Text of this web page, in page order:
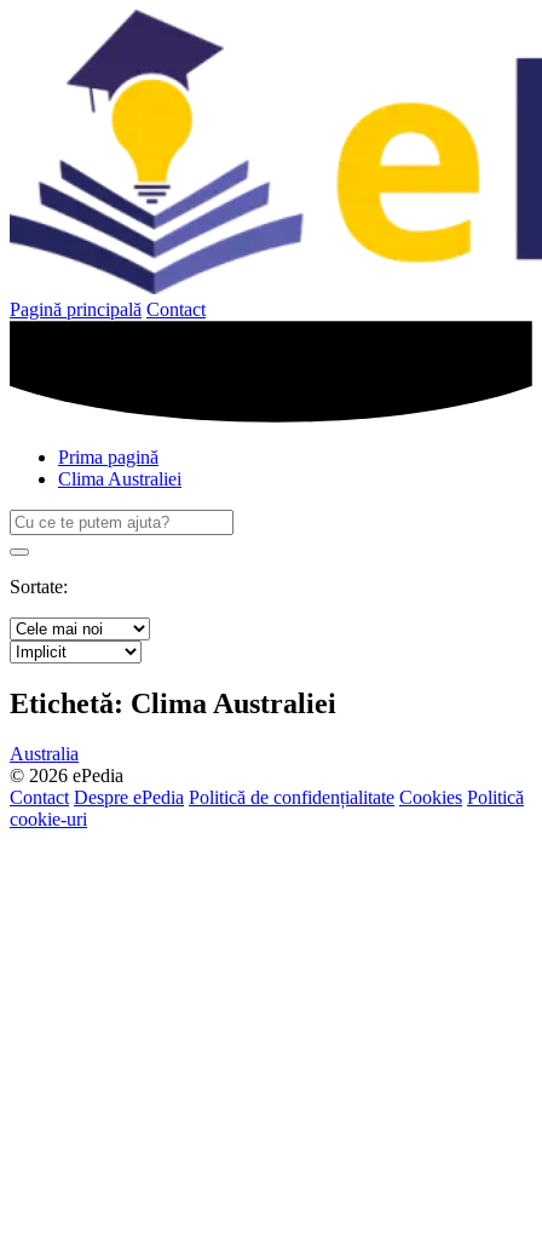
Pagină principală Contact
Prima pagină
Clima Australiei
Caută
după:
Search
Sortate:
Etichetă: Clima Australiei
Australia
© 2026 ePedia
Contact Despre ePedia Politică de confidențialitate Cookies Politică
cookie-uri